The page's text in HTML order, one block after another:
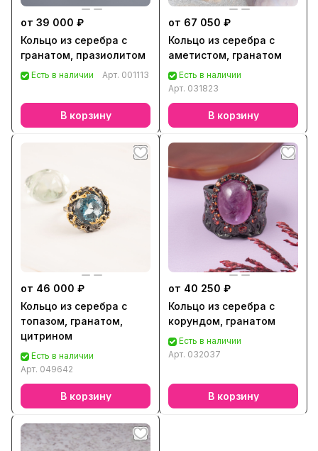
от 39 000 ₽
Кольцо из серебра с
гранатом, празиолитом
Есть в наличии Арт. 001113
В корзину
от 67 050 ₽
Кольцо из серебра с
аметистом, гранатом
Есть в наличии
Арт. 031823
В корзину
от 46 000 ₽
Кольцо из серебра с
топазом, гранатом,
цитрином
Есть в наличии
Арт. 049642
В корзину
от 40 250 ₽
Кольцо из серебра с
корундом, гранатом
Есть в наличии
Арт. 032037
В корзину